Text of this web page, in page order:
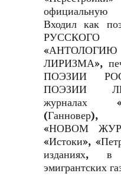
официальную
Входил как
ЛИРИЗМА»,
ПОЭЗИИ
ПОЭЗИИ
журналах
(Ганновер),
«НОВОМ
«Истоки»,
изданиях, в
эмигрантских